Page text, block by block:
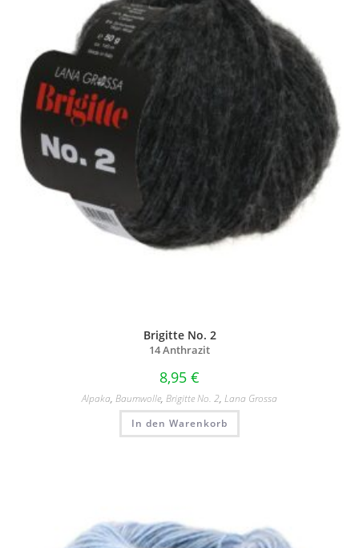
Brigitte No. 2
14 Anthrazit
8,95 €
Alpaka, Baumwolle, Brigitte No. 2, Lana Grossa
In den Warenkorb